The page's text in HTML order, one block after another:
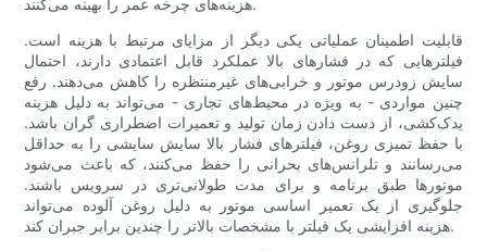
هزینه‌های چرخه عمر را بهینه می‌کنند.
قابلیت اطمینان عملیاتی یکی دیگر از مزایای مرتبط با هزینه است.
فیلترهایی که در فشارهای بالا عملکرد قابل اعتمادی دارند، احتمال
سایش زودرس موتور و خرابی‌های غیرمنتظره را کاهش می‌دهند. رفع
چنین مواردی - به ویژه در محیط‌های تجاری - می‌تواند به دلیل هزینه
یدک‌کشی، از دست دادن زمان تولید و تعمیرات اضطراری گران باشد.
با حفظ تمیزی روغن، فیلترهای فشار بالا سایش سایشی را به حداقل
می‌رسانند و تلرانس‌های بحرانی را حفظ می‌کنند، که باعث می‌شود
موتورها طبق برنامه و برای مدت طولانی‌تری در سرویس باشند.
جلوگیری از یک تعمیر اساسی موتور به دلیل روغن آلوده می‌تواند
هزینه افزایشی یک فیلتر با مشخصات بالاتر را چندین برابر جبران کند.